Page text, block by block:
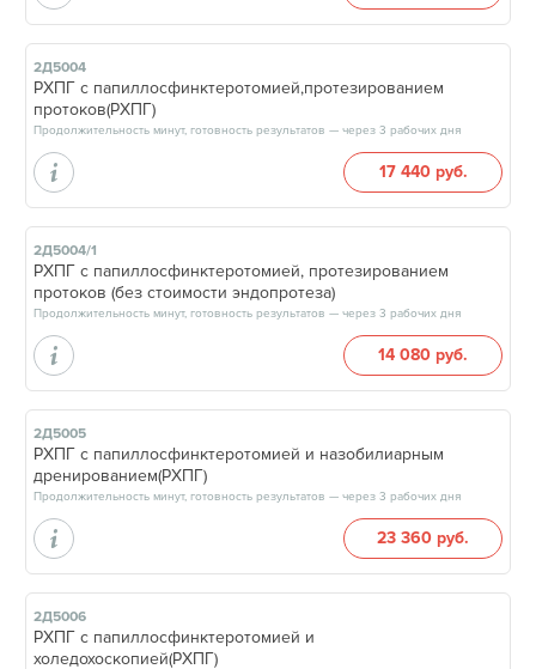
2Д5004
РХПГ с папиллосфинктеротомией,протезированием
протоков(РХПГ)
Продолжительность минут, готовность результатов — через 3 рабочих дня
17 440 руб.
2Д5004/1
РХПГ с папиллосфинктеротомией, протезированием
протоков (без стоимости эндопротеза)
Продолжительность минут, готовность результатов — через 3 рабочих дня
14 080 руб.
2Д5005
РХПГ с папиллосфинктеротомией и назобилиарным
дренированием(РХПГ)
Продолжительность минут, готовность результатов — через 3 рабочих дня
23 360 руб.
2Д5006
РХПГ с папиллосфинктеротомией и
холедохоскопией(РХПГ)